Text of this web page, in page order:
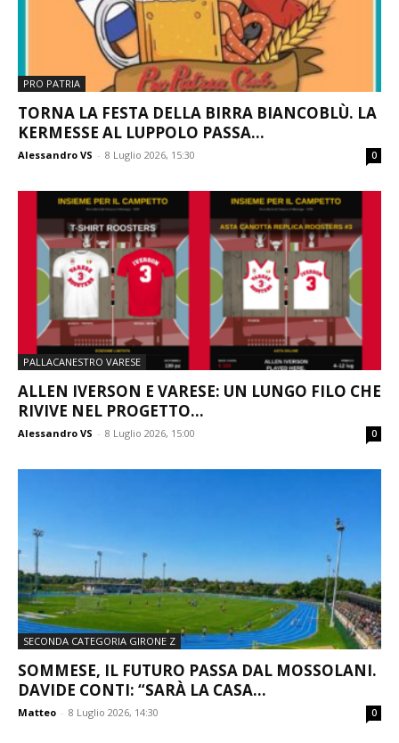
PRO PATRIA
TORNA LA FESTA DELLA BIRRA BIANCOBLÙ. LA
KERMESSE AL LUPPOLO PASSA...
Alessandro VS - 8 Luglio 2026, 15:30 0
PALLACANESTRO VARESE
ALLEN IVERSON E VARESE: UN LUNGO FILO CHE
RIVIVE NEL PROGETTO...
Alessandro VS - 8 Luglio 2026, 15:00 0
SECONDA CATEGORIA GIRONE Z
SOMMESE, IL FUTURO PASSA DAL MOSSOLANI.
DAVIDE CONTI: “SARÀ LA CASA...
Matteo - 8 Luglio 2026, 14:30 0